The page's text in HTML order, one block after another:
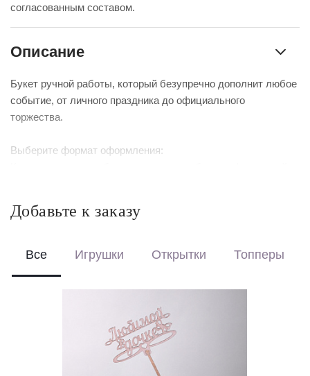
согласованным составом.
Описание
Букет ручной работы, который безупречно дополнит любое
событие, от личного праздника до официального
торжества.
Выберите формат оформления:
Перевяжем лентой – идеальный минималистичный вариант
Добавьте к заказу
Все Игрушки Открытки Топперы